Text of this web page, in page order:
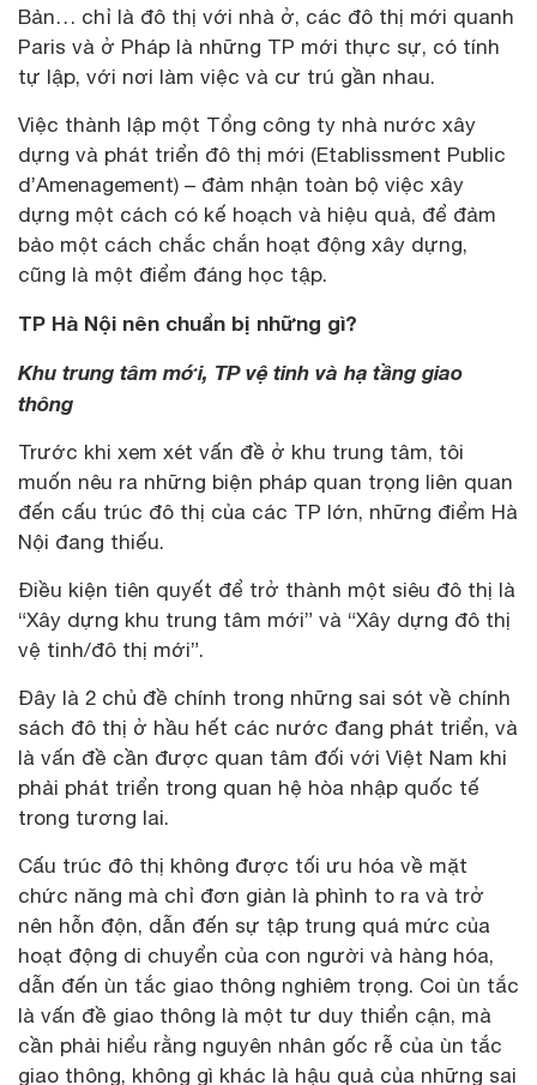
Bản… chỉ là đô thị với nhà ở, các đô thị mới quanh
Paris và ở Pháp là những TP mới thực sự, có tính
tự lập, với nơi làm việc và cư trú gần nhau.
Việc thành lập một Tổng công ty nhà nước xây
dựng và phát triển đô thị mới (Etablissment Public
d’Amenagement) – đảm nhận toàn bộ việc xây
dựng một cách có kế hoạch và hiệu quả, để đảm
bảo một cách chắc chắn hoạt động xây dựng,
cũng là một điểm đáng học tập.
TP Hà Nội nên chuẩn bị những gì?
Khu trung tâm mới, TP vệ tinh và hạ tầng giao
thông
Trước khi xem xét vấn đề ở khu trung tâm, tôi
muốn nêu ra những biện pháp quan trọng liên quan
đến cấu trúc đô thị của các TP lớn, những điểm Hà
Nội đang thiếu.
Điều kiện tiên quyết để trở thành một siêu đô thị là
“Xây dựng khu trung tâm mới” và “Xây dựng đô thị
vệ tinh/đô thị mới”.
Đây là 2 chủ đề chính trong những sai sót về chính
sách đô thị ở hầu hết các nước đang phát triển, và
là vấn đề cần được quan tâm đối với Việt Nam khi
phải phát triển trong quan hệ hòa nhập quốc tế
trong tương lai.
Cấu trúc đô thị không được tối ưu hóa về mặt
chức năng mà chỉ đơn giản là phình to ra và trở
nên hỗn độn, dẫn đến sự tập trung quá mức của
hoạt động di chuyển của con người và hàng hóa,
dẫn đến ùn tắc giao thông nghiêm trọng. Coi ùn tắc
là vấn đề giao thông là một tư duy thiển cận, mà
cần phải hiểu rằng nguyên nhân gốc rễ của ùn tắc
giao thông, không gì khác là hậu quả của những sai